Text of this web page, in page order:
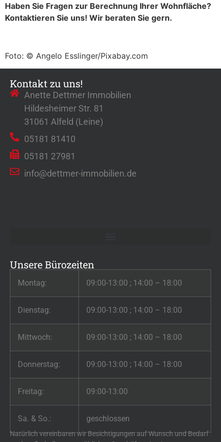
Haben Sie Fragen zur Berechnung Ihrer Wohnfläche?
Kontaktieren Sie uns! Wir beraten Sie gern.
Foto: © Angelo Esslinger/Pixabay.com
Kontakt zu uns!
Anette Dettmer Immobilien
Hildesheimer Str. 81
31061 Alfeld (Leine)
05181 81410
05181 27981
info@dettmer-immobilien.de
Unsere Bürozeiten
Montag: 09:00-13:00 ; 14:00 – 18:00
Dienstag: 09:00-13:00 ; 14:00 – 18:00
Mittwoch: 09:00-13:00 ; 14:00 – 18:00
Donnerstag: 09:00-13:00 ; 14:00 – 18:00
Freitag: 09:00-13:00
Sa. & So.: geschlossen
Natürlich vereinbaren wir Besichtigungen auf Wunsch und Bedarf